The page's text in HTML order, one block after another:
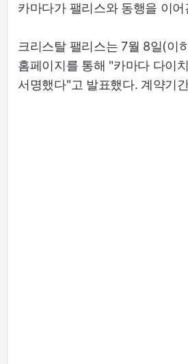
카마다가 팰리스와 동행을 이어
크리스탈 팰리스는 7월 8일(이
홈페이지를 통해 "카마다 다이
서명했다"고 발표했다. 계약기